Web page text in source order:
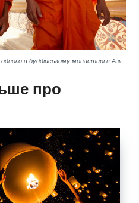
в буддійському монастирі в Азії.
про